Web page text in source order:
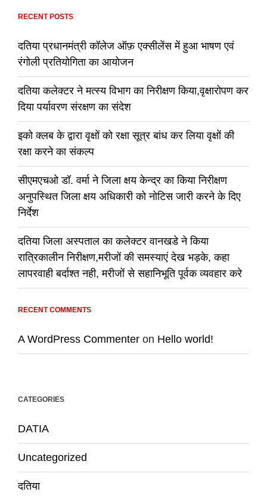
RECENT POSTS
दतिया प्रधानमंत्री कॉलेज ऑफ़ एक्सीलेंस में हुआ भाषण एवं
रंगोली प्रतियोगिता का आयोजन
दतिया कलेक्टर ने मत्स्य विभाग का निरीक्षण किया,वृक्षारोपण कर
दिया पर्यावरण संरक्षण का संदेश
इको क्लब के द्वारा वृक्षों को रक्षा सूत्र बांध कर लिया वृक्षों की
रक्षा करने का संकल्प
सीएमएचओ डॉ. वर्मा ने जिला क्षय केन्द्र का किया निरीक्षण
अनुपस्थित जिला क्षय अधिकारी को नोटिस जारी करने के दिए
निर्देश
दतिया जिला अस्पताल का कलेक्टर वानखडे ने किया
रात्रिकालीन निरीक्षण,मरीजों की समस्याएं देख भड़के, कहा
लापरवाही बर्दाश्त नही, मरीजों से सहानिभूति पूर्वक व्यवहार करे
RECENT COMMENTS
A WordPress Commenter on Hello world!
CATEGORIES
DATIA
Uncategorized
दतिया